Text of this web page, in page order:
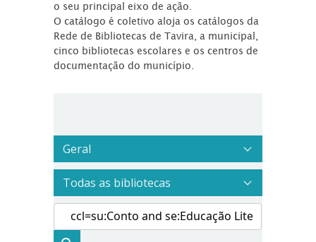
o seu principal eixo de ação.
O catálogo é coletivo aloja os catálogos da
Rede de Bibliotecas de Tavira, a municipal,
cinco bibliotecas escolares e os centros de
documentação do município.